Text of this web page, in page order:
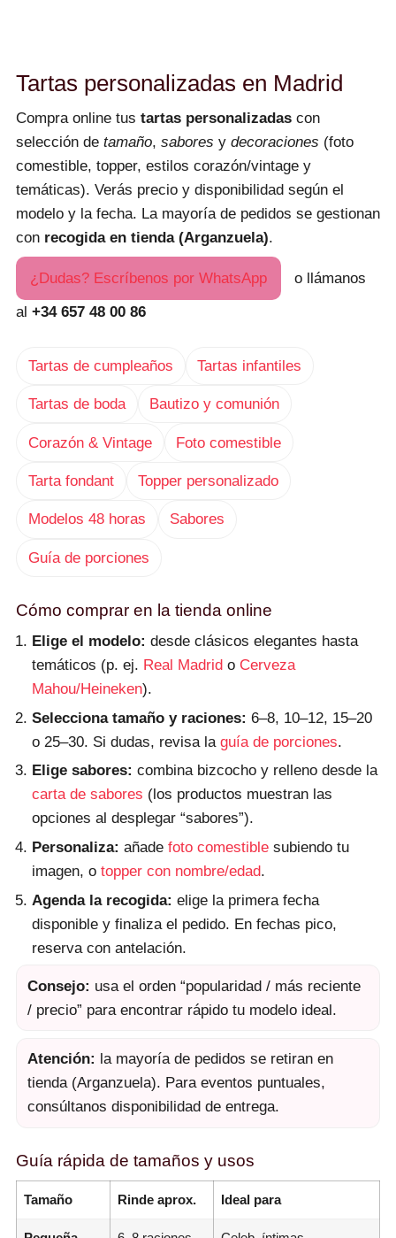
Tartas personalizadas en Madrid
Compra online tus tartas personalizadas con
selección de tamaño, sabores y decoraciones (foto
comestible, topper, estilos corazón/vintage y
temáticas). Verás precio y disponibilidad según el
modelo y la fecha. La mayoría de pedidos se gestionan
con recogida en tienda (Arganzuela).
¿Dudas? Escríbenos por WhatsApp o llámanos
al +34 657 48 00 86
Tartas de cumpleaños Tartas infantiles
Tartas de boda Bautizo y comunión
Corazón & Vintage Foto comestible
Tarta fondant Topper personalizado
Modelos 48 horas Sabores
Guía de porciones
Cómo comprar en la tienda online
Elige el modelo: desde clásicos elegantes hasta
temáticos (p. ej. Real Madrid o Cerveza
Mahou/Heineken).
Selecciona tamaño y raciones: 6–8, 10–12, 15–20
o 25–30. Si dudas, revisa la guía de porciones.
Elige sabores: combina bizcocho y relleno desde la
carta de sabores (los productos muestran las
opciones al desplegar “sabores”).
Personaliza: añade foto comestiblesubiendo tu
imagen, o topper con nombre/edad.
Agenda la recogida: elige la primera fecha
disponible y finaliza el pedido. En fechas pico,
reserva con antelación.
Consejo: usa el orden “popularidad / más reciente
/ precio” para encontrar rápido tu modelo ideal.
Atención: la mayoría de pedidos se retiran en
tienda (Arganzuela). Para eventos puntuales,
consúltanos disponibilidad de entrega.
Guía rápida de tamaños y usos
Tamaño Rinde aprox. Ideal para